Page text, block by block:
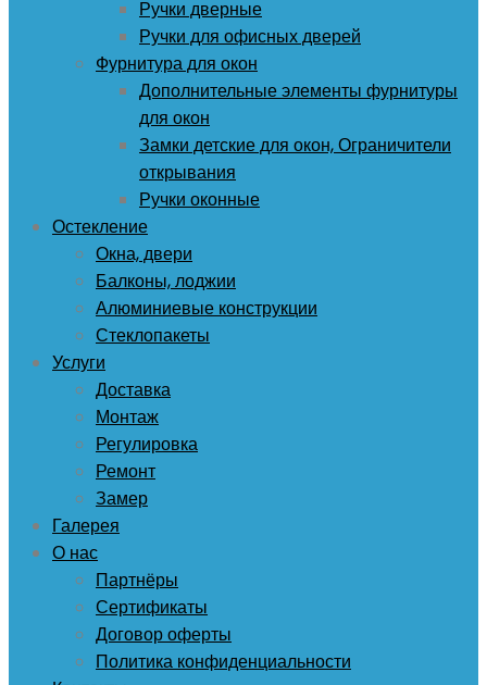
Ручки дверные
Ручки для офисных дверей
Фурнитура для окон
Дополнительные элементы фурнитуры
для окон
Замки детские для окон, Ограничители
открывания
Ручки оконные
Остекление
Окна, двери
Балконы, лоджии
Алюминиевые конструкции
Стеклопакеты
Услуги
Доставка
Монтаж
Регулировка
Ремонт
Замер
Галерея
О нас
Партнёры
Сертификаты
Договор оферты
Политика конфиденциальности